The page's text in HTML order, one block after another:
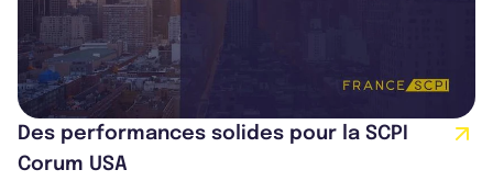
Des performances solides pour la SCPI
Corum USA